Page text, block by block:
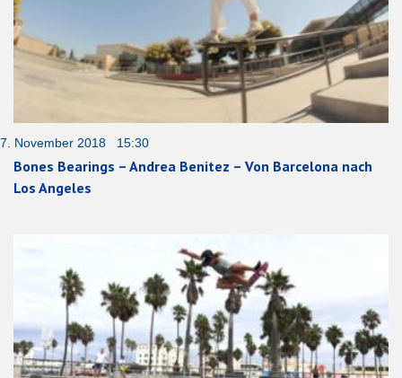
7. November 2018 15:30
Bones Bearings – Andrea Benitez – Von Barcelona nach
Los Angeles